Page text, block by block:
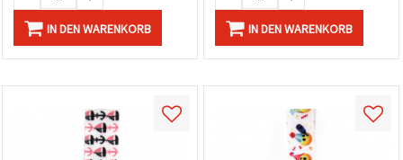
IN DEN WARENKORB IN DEN WARENKORB